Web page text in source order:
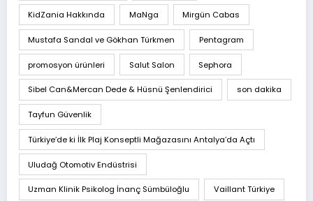
KidZania Hakkında MaNga Mirgün Cabas
Mustafa Sandal ve Gökhan Türkmen Pentagram
promosyon ürünleri Salut Salon Sephora
Sibel Can&Mercan Dede & Hüsnü Şenlendirici son dakika
Tayfun Güvenlik
Türkiye’de ki İlk Plaj Konseptli Mağazasını Antalya’da Açtı
Uludağ Otomotiv Endüstrisi
Uzman Klinik Psikolog İnanç Sümbüloğlu Vaillant Türkiye